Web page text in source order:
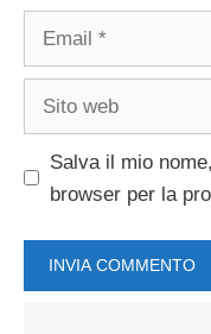
Salva il mio
browser per la